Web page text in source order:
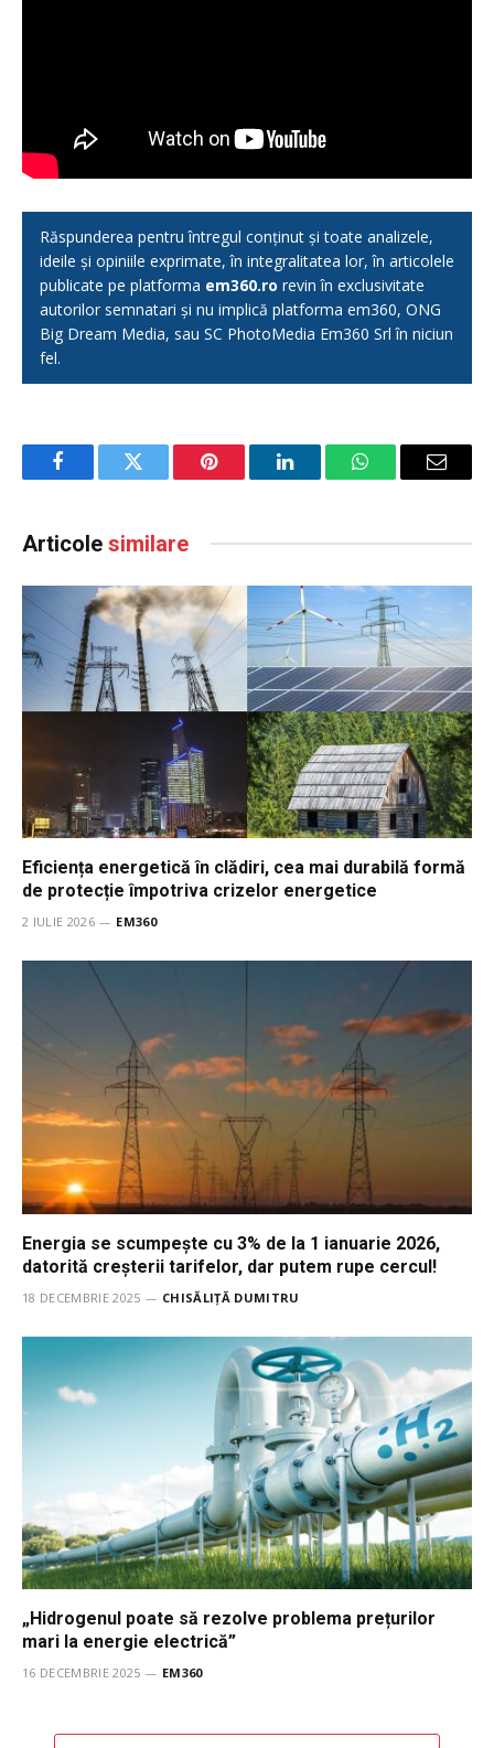
Răspunderea pentru întregul conținut și toate analizele,
ideile și opiniile exprimate, în integralitatea lor, în articolele
publicate pe platforma em360.ro revin în exclusivitate
autorilor semnatari și nu implică platforma em360, ONG
Big Dream Media, sau SC PhotoMedia Em360 Srl în niciun
fel.
FacebookTwitter Pinterest LinkedInWhatsAppEmail
Articole similare
Eficiența energetică în clădiri, cea mai durabilă formă
de protecție împotriva crizelor energetice
2 IULIE 2026 EM360
Energia se scumpește cu 3% de la 1 ianuarie 2026,
datorită creșterii tarifelor, dar putem rupe cercul!
18 DECEMBRIE 2025 CHISĂLIȚĂ DUMITRU
„Hidrogenul poate să rezolve problema prețurilor
mari la energie electrică”
16 DECEMBRIE 2025 EM360